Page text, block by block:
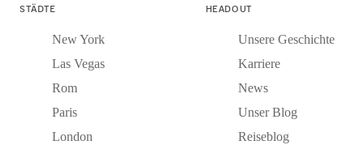
STÄDTE
New York
Las Vegas
Rom
Paris
London
HEADOUT
Unsere Geschichte
Karriere
News
Unser Blog
Reiseblog